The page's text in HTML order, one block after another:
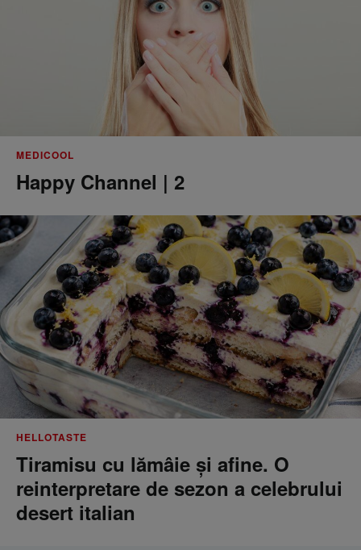
MEDICOOL
Happy Channel | 2
HELLOTASTE
Tiramisu cu lămâie și afine. O
reinterpretare de sezon a celebrului
desert italian